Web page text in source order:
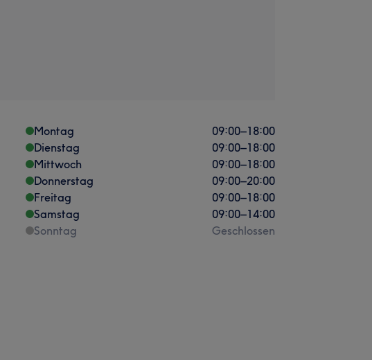
Montag 09:00–18:00
Dienstag
09:00–18:00
Mittwoch
09:00–18:00
Donnerstag
09:00–20:00
Freitag
09:00–18:00
Samstag
09:00–14:00
Sonntag
Geschlossen